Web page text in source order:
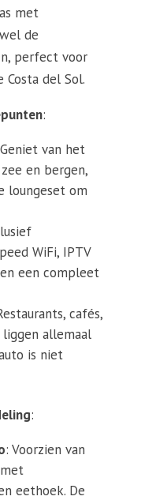
met
de
perfect voor
del Sol.
:
van het
en bergen,
loungeset om
WiFi, IPTV
een compleet
cafés,
allemaal
is niet
:
: Voorzien van
eethoek. De